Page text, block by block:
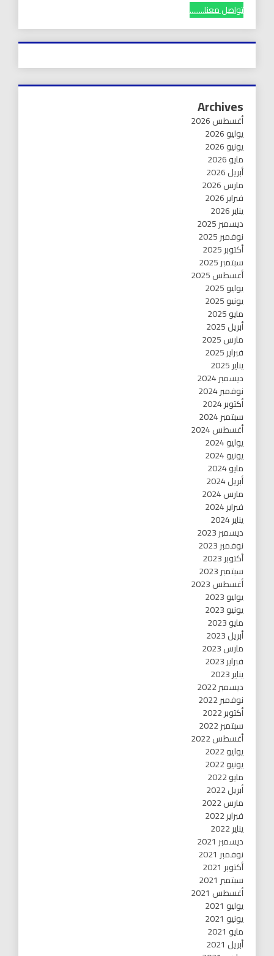
تواصل معنا........
Archives
أغسطس 2026
يوليو 2026
يونيو 2026
مايو 2026
أبريل 2026
مارس 2026
فبراير 2026
يناير 2026
ديسمبر 2025
نوفمبر 2025
أكتوبر 2025
سبتمبر 2025
أغسطس 2025
يوليو 2025
يونيو 2025
مايو 2025
أبريل 2025
مارس 2025
فبراير 2025
يناير 2025
ديسمبر 2024
نوفمبر 2024
أكتوبر 2024
سبتمبر 2024
أغسطس 2024
يوليو 2024
يونيو 2024
مايو 2024
أبريل 2024
مارس 2024
فبراير 2024
يناير 2024
ديسمبر 2023
نوفمبر 2023
أكتوبر 2023
سبتمبر 2023
أغسطس 2023
يوليو 2023
يونيو 2023
مايو 2023
أبريل 2023
مارس 2023
فبراير 2023
يناير 2023
ديسمبر 2022
نوفمبر 2022
أكتوبر 2022
سبتمبر 2022
أغسطس 2022
يوليو 2022
يونيو 2022
مايو 2022
أبريل 2022
مارس 2022
فبراير 2022
يناير 2022
ديسمبر 2021
نوفمبر 2021
أكتوبر 2021
سبتمبر 2021
أغسطس 2021
يوليو 2021
يونيو 2021
مايو 2021
أبريل 2021